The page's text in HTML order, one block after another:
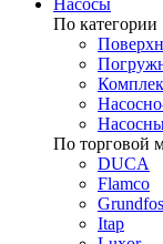
Насосы
По категории
По торговой
DUCA
Flamco
Grundfos
Itap